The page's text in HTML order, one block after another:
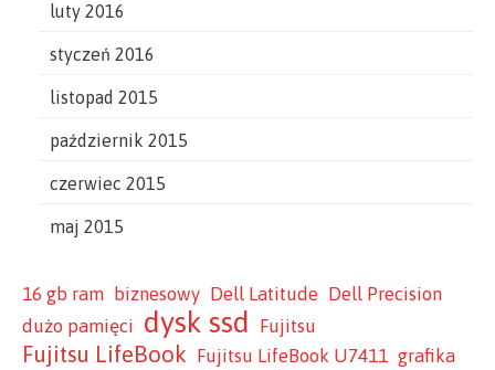
luty 2016
styczeń 2016
listopad 2015
październik 2015
czerwiec 2015
maj 2015
16 gb ram biznesowy Dell Latitude Dell Precision
dużo pamięci dysk ssd Fujitsu
Fujitsu LifeBook Fujitsu LifeBook U7411 grafika